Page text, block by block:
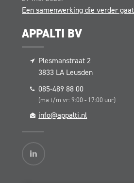
Een samenwerking die verder
APPALTI BV
Plesmanstraat 2
3833 LA Leusden
085-489 88 00
(ma t/m vr: 9:00 - 17:00 uur)
info@appalti.nl